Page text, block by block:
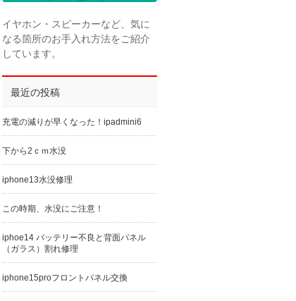
イヤホン・スピーカーなど、気に
なる箇所のお手入れ方法をご紹介
しています。
最近の投稿
充電の減りが早くなった！ipadmini6
下から2ｃｍ水没
iphone13水没修理
この時期、水没にご注意！
iphoe14 バッテリー不良と背面パネル
（ガラス）割れ修理
iphone15proフロントパネル交換